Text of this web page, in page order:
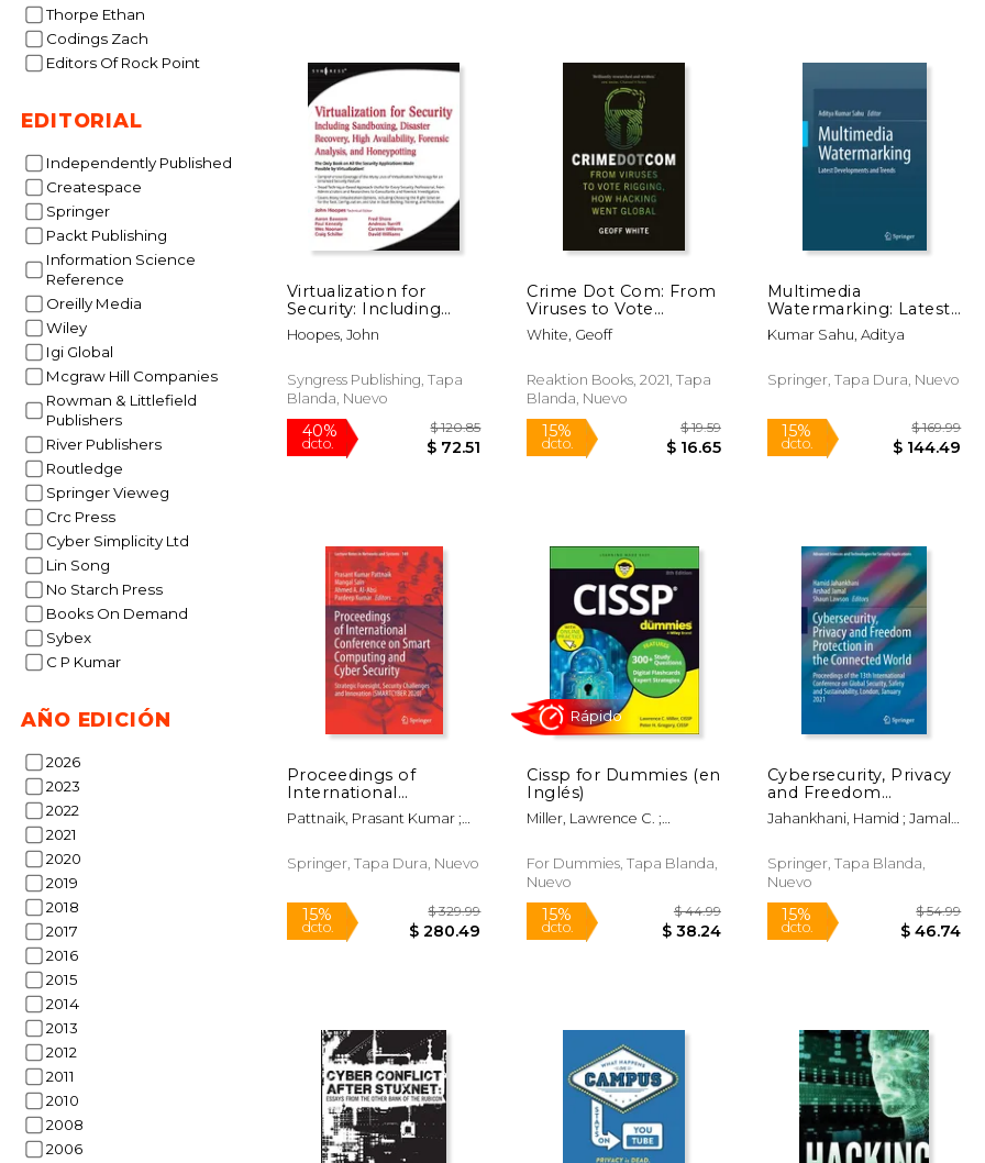
Thorpe Ethan
Codings Zach
Editors Of Rock Point
EDITORIAL
Independently Published
Createspace
Springer
Packt Publishing
Information Science
Reference
Oreilly Media
Wiley
Igi Global
Mcgraw Hill Companies
Rowman & Littlefield
Publishers
River Publishers
Routledge
Springer Vieweg
Crc Press
Cyber Simplicity Ltd
Lin Song
No Starch Press
Books On Demand
Sybex
C P Kumar
AÑO EDICIÓN
2026
2023
2022
2021
2020
2019
2018
2017
2016
2015
2014
2013
2012
2011
2010
2008
2006
22%
dcto.
15%
dcto. dcto.
Virtualization for
Security: Including
Sandboxing, Disaster
Recovery, High
Analysis, and
Honeypotting (en
Hoopes, John
Syngress Publishing, Tapa
Blanda, Nuevo
40%
dcto.
Crime Dot Com: From
Viruses to Vote
Rigging, How Hacking
Went Global (en
White, Geoff
Reaktion Books, 2021, Tapa
Blanda, Nuevo
15%
dcto.
Multimedia
Watermarking: Latest
Developments and
Trends (en Inglés)
Kumar Sahu, Aditya
Springer, Tapa Dura, Nuevo
15%
dcto.
Proceedings of
International
Conference on Smart
Computing and Cyber
Foresight, Security
(Smartcyber 202 (en
Inglés)
Pattnaik, Prasant Kumar ;
Ahmed A.
Springer, Tapa Dura, Nuevo
Cissp for Dummies (en
Inglés)
Miller, Lawrence C. ;
For Dummies, Tapa Blanda,
Nuevo
Cybersecurity, Privacy
and Freedom
Protection in the
Connected World:
13th International
Conference on Global
(en Inglés)
Jahankhani, Hamid ; Jamal,
Springer, Tapa Blanda,
Nuevo